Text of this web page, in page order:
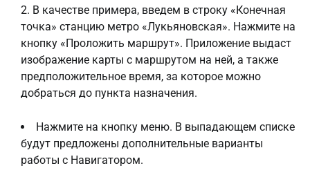
В качестве примера, введем в строку «Конечная
точка» станцию метро «Лукьяновская». Нажмите на
кнопку «Проложить маршрут». Приложение выдаст
изображение карты с маршрутом на ней, а также
предположительное время, за которое можно
добраться до пункта назначения.
Нажмите на кнопку меню. В выпадающем списке
будут предложены дополнительные варианты
работы с Навигатором.